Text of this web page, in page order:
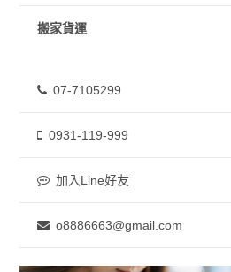
搬家貨運
07-7105299
0931-119-999
加入Line好友
o8886663@gmail.com